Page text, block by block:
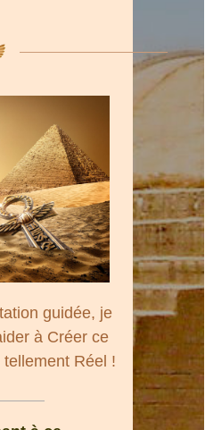
guidée, je
à Créer ce
Réel !